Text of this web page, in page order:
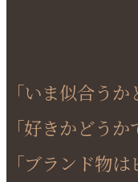
「いま似合う
「好きかどう
「ブランド物